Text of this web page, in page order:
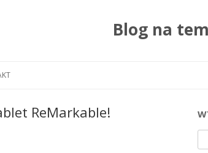
Blog na
ReMarkable!